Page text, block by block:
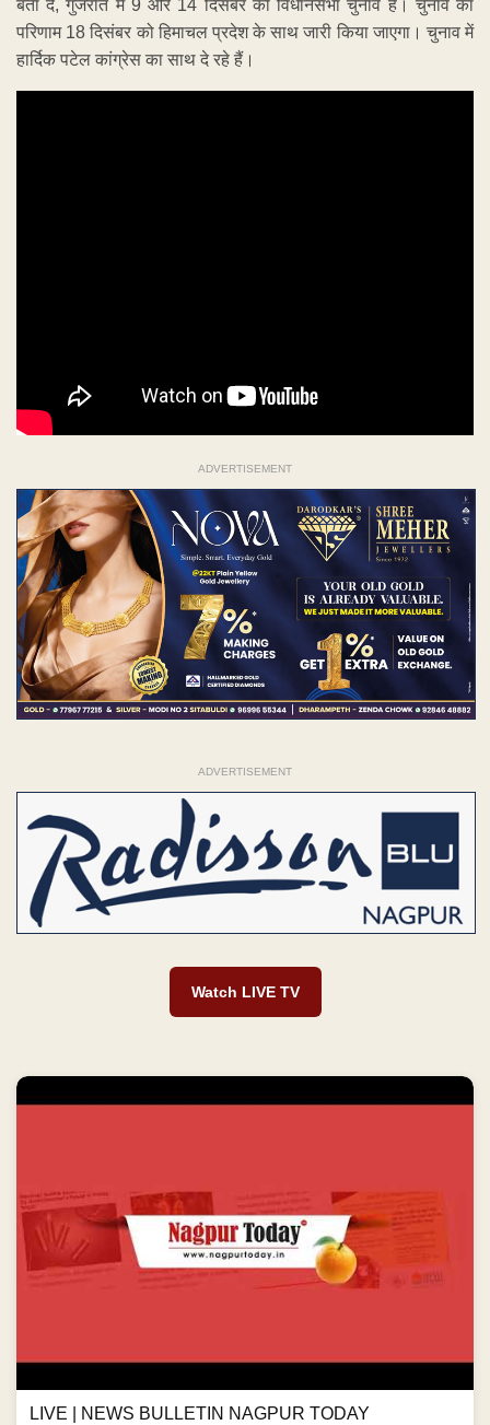
बता दें, गुजरात में 9 और 14 दिसंबर को विधानसभा चुनाव हैं। चुनाव का
परिणाम 18 दिसंबर को हिमाचल प्रदेश के साथ जारी किया जाएगा। चुनाव में
हार्दिक पटेल कांग्रेस का साथ दे रहे हैं।
ADVERTISEMENT
ADVERTISEMENT
Watch LIVE TV
LIVE | NEWS BULLETIN NAGPUR TODAY